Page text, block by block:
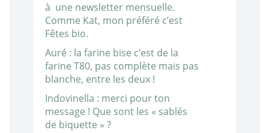
à une newsletter mensuelle.
Comme Kat, mon préféré c’est
Fêtes bio.
Auré : la farine bise c’est de la
farine T80, pas complète mais pas
blanche, entre les deux !
Indovinella : merci pour ton
message ! Que sont les « sablés
de biquette » ?